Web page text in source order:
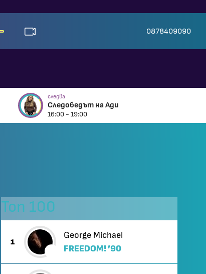
0878409090
следва
Следобедът на Ади
16:00 - 19:00
Топ 100
1
George Michael
FREEDOM! ’90